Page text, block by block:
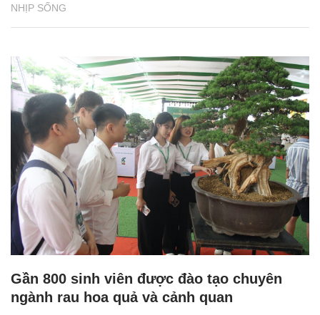
NHỊP SỐNG
Gần 800 sinh viên được đào tạo chuyên
ngành rau hoa quả và cảnh quan